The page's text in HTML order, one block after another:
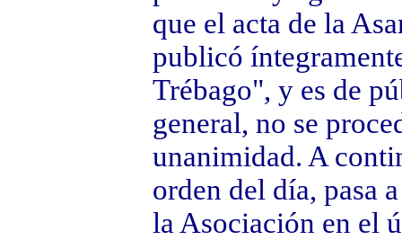
que el acta de la
publicó
Trébago", y es de
general, no se
unanimidad. A
orden del día, pasa
la Asociación en el